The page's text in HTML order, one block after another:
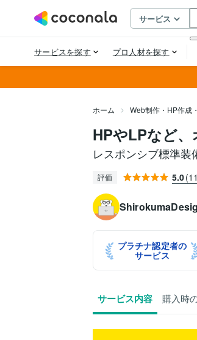
ホーム Web制作・HP作成
HPやLPなど
レスポンシブ標準装
評価 5.0
プラチナ認定者の
サービス
サービス内容 購入時